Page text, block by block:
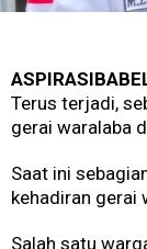
Terus terjadi,
gerai waralaba
Saat ini
kehadiran gerai
Salah satu